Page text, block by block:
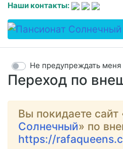
Наши контакты:
Переход по
Не предупреждать
Вы покидаете сайт
Солнечный» по
https://